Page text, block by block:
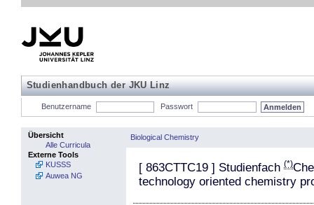
Studienhandbuch der JKU Linz
Benutzername Passwort
Übersicht
Alle Curricula
Externe Tools
KUSSS
Auwea NG
Biological Chemistry
[ 863CTTC19 ] Studienfach (*)
technology oriented chemistry